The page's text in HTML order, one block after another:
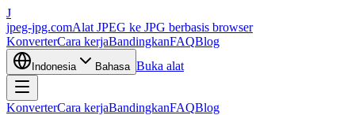
J
jpeg-jpg.comAlat JPEG ke JPG berbasis browser
KonverterCara kerjaBandingkanFAQBlog
Indonesia Bahasa Buka alat
KonverterCara kerjaBandingkanFAQBlog